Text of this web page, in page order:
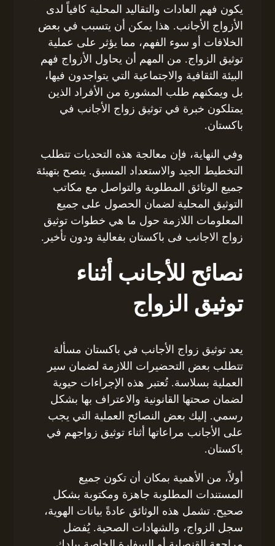
يكون فهم العادات والتقاليد المحلية كافياً لدى
الأزواج الأجانب. هذا يمكن أن يتسبب في بعض
الخلافات أو سوء الفهم، مما يؤثر على عملية
توثيق الزواج. من المهم أن يحاول الأزواج فهم
البيئة الثقافية والاجتماعية التي يتواجدون فيها،
بل ويمكنهم طلب المشورة من الأفراد الذين
يمتلكون خبرة في توثيق زواج الأجانب في
باكستان.
وفي النهاية، فإن معالجة هذه التحديات تتطلب
التخطيط الجيد والاستعداد المسبق. ينصح بتهيئة
جميع الوثائق المطلوبة والتواصل مع مكاتب
التوثيق المحلية لضمان الحصول على جميع
المعلومات اللازمة حول ما هي خطوات توثيق
زواج الاجانب فى باكستان بفعالية ودون تأخير.
نصائح للأجانب أثناء
توثيق الزواج
يعد توثيق زواج الأجانب في باكستان مسألة
تتطلب بعض التحضيرات اللازمة لضمان سير
العملية بسلاسة. تُعتبر هذه الإجراءات حيوية
لضمان صحتها القانونية والاعتراف بها بشكل
رسمي. إليك بعض النصائح العملية التي يجب
على الأجانب مراعاتها أثناء توثيق زواجهم في
باكستان.
أولاً، من الأهمية بمكان أن تكون جميع
المستندات المطلوبة جاهزة ومكتوبة بشكل
صحيح. تشمل هذه الوثائق عادةً بيانات الهوية،
سجل الزواج، والشهادات الصحية. يُفضل